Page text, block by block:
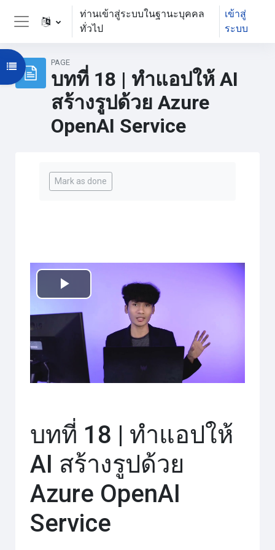
ข้ามไปที่เนื้อหาหลัก
Side panel
ท่านเข้าสู่ระบบในฐานะบุคคล
ทั่วไป
เข้าสู่
ระบบ
PAGE
บทที่ 18 | ทำแอปให้ AI
สร้างรูปด้วย Azure
OpenAI Service
Open course index
Mark as done
เล่น
วิดีโอ
บทที่ 18 | ทำแอปให้
AI สร้างรูปด้วย
Azure OpenAI
Service